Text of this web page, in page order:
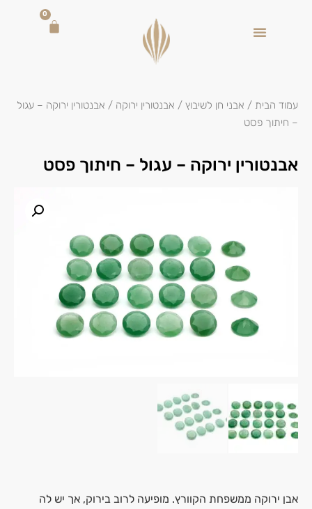
0
עמוד הבית / אבני חן לשיבוץ / אבנטורין ירוקה / אבנטורין ירוקה – עגול
– חיתוך פסט
אבנטורין ירוקה – עגול – חיתוך פסט
אבן ירוקה ממשפחת הקוורץ. מופיעה לרוב בירוק, אך יש לה